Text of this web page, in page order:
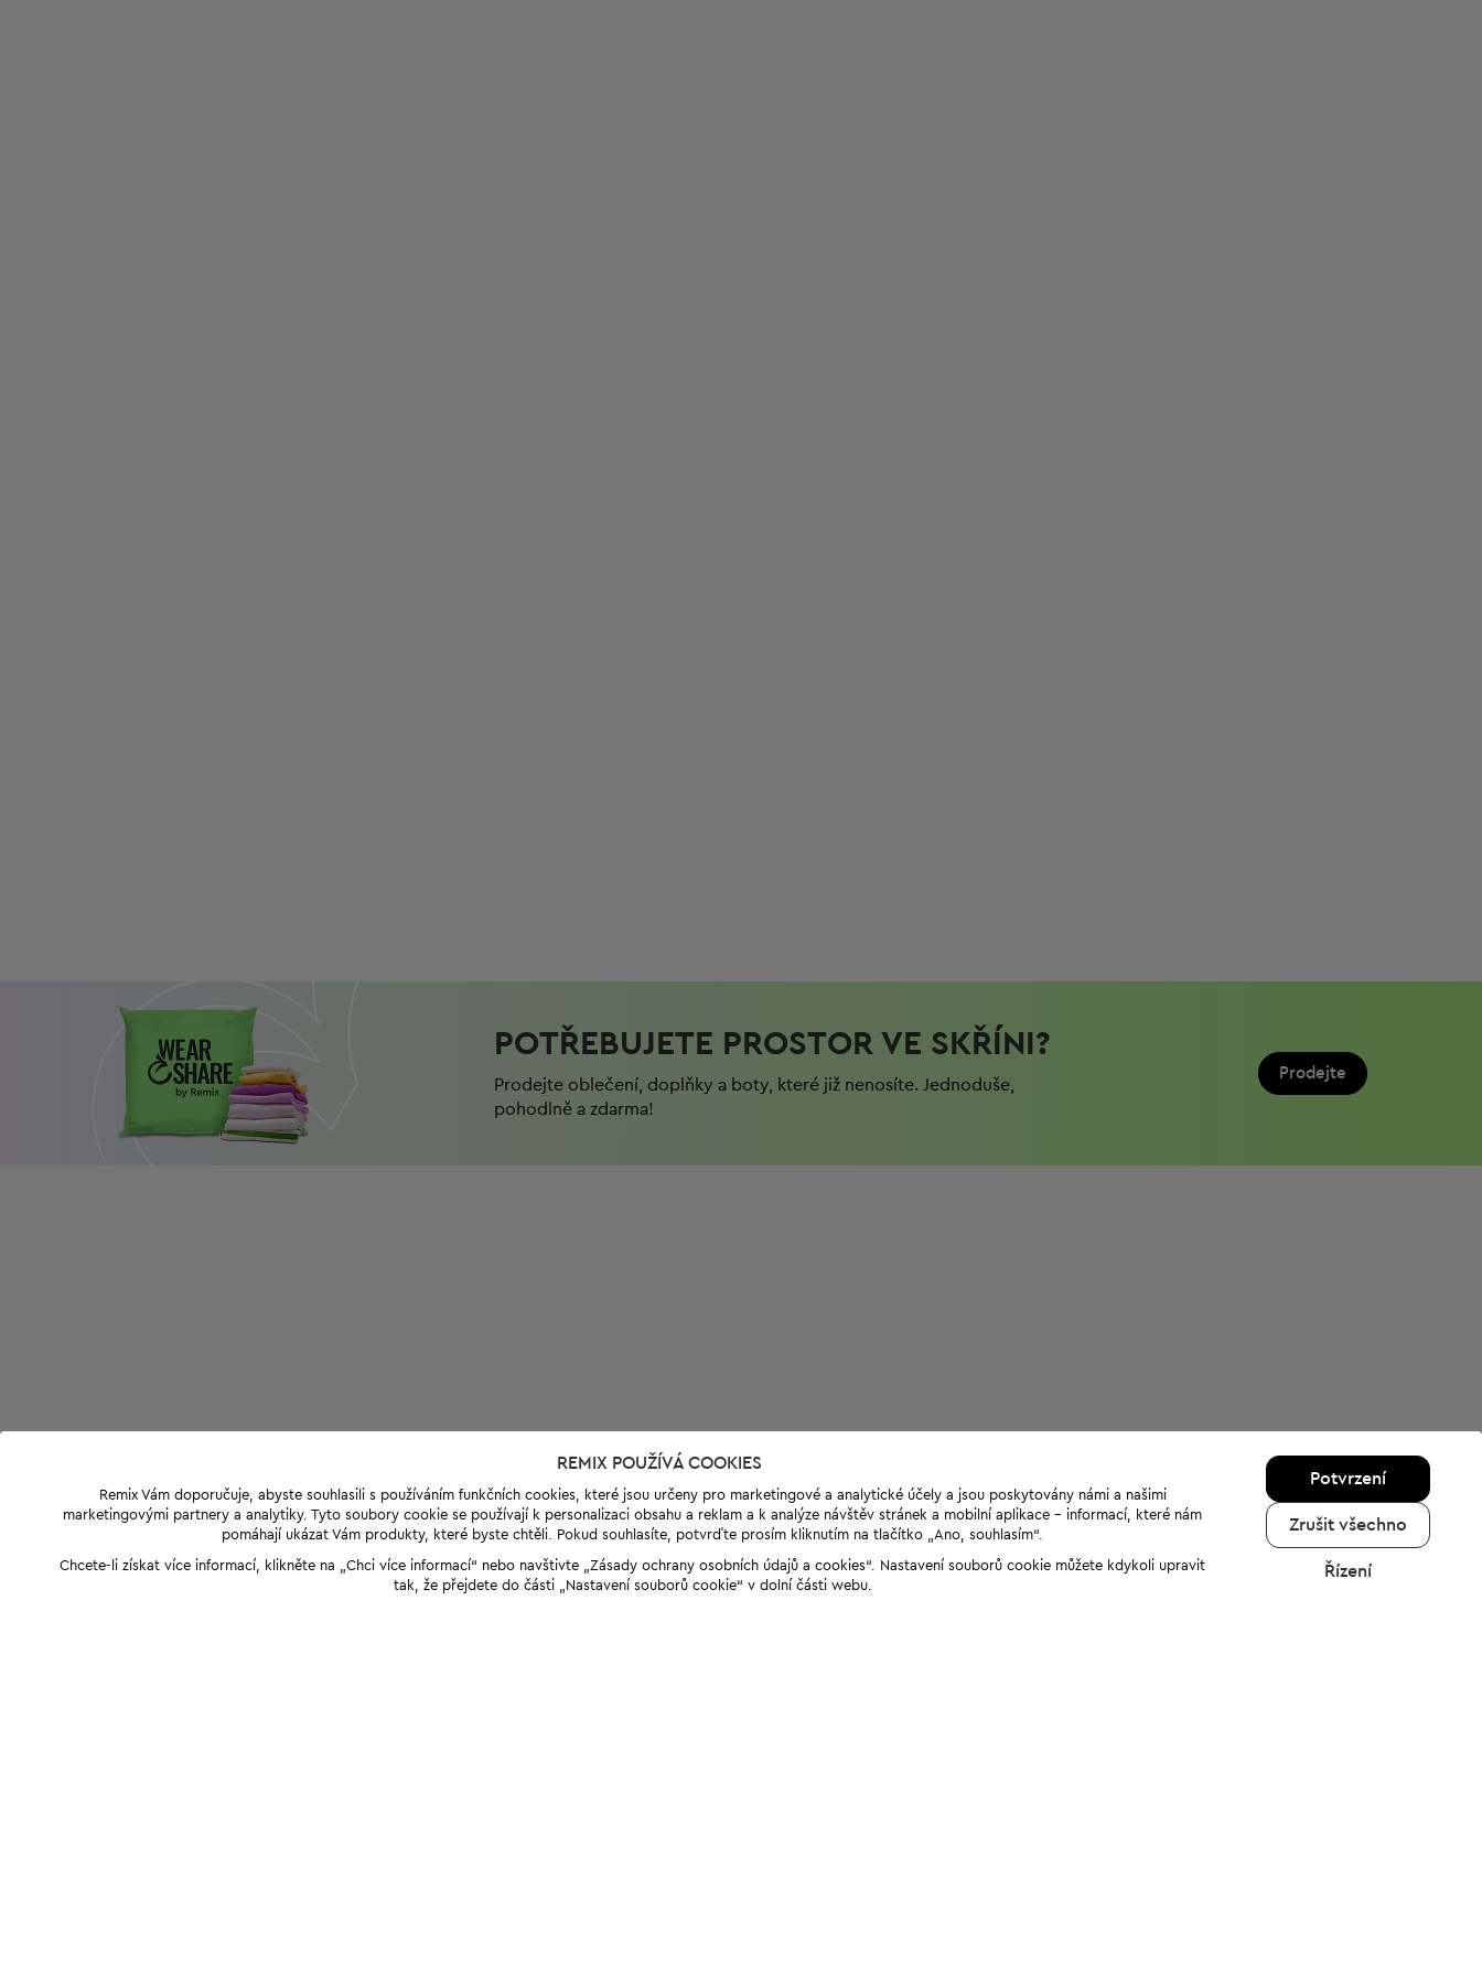
POTŘEBUJETE PROSTOR VE SKŘÍNI?
Prodejte oblečení, doplňky a boty, které již nenosíte. Jednoduše,
pohodlně a zdarma!
Prodejte
REMIX POUŽÍVÁ COOKIES
Remix Vám doporučuje, abyste souhlasili s používáním funkčních cookies, které jsou určeny pro marketingové a analytické účely a jsou poskytovány námi a našimi
marketingovými partnery a analytiky. Tyto soubory cookie se používají k personalizaci obsahu a reklam a k analýze návštěv stránek a mobilní aplikace - informací, které nám
pomáhají ukázat Vám produkty, které byste chtěli. Pokud souhlasíte, potvrďte prosím kliknutím na tlačítko „Ano, souhlasím“.
Chcete-li získat více informací, klikněte na „Chci více informací“ nebo navštivte „Zásady ochrany osobních údajů a cookies“. Nastavení souborů cookie můžete kdykoli upravit
tak, že přejdete do části „Nastavení souborů cookie“ v dolní části webu.
Potvrzení
Zrušit všechno
Řízení